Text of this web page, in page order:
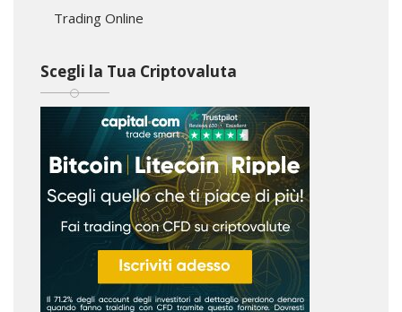
Trading Online
Scegli la Tua Criptovaluta